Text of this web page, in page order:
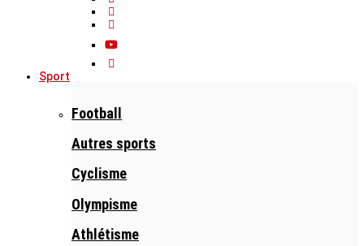
Sport
Football
Autres sports
Cyclisme
Olympisme
Athlétisme